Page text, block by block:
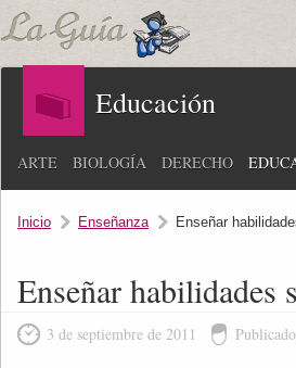
Educación
ARTE BIOLOGÍA DERECHO
Inicio Enseñanza Enseñar
Enseñar habilidades
3 de septiembre de 2011